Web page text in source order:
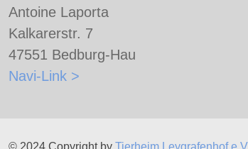
Antoine Laporta
Kalkarerstr. 7
47551 Bedburg-Hau
Navi-Link >